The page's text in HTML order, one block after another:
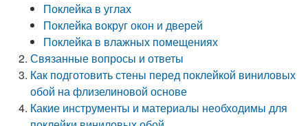
Поклейка в углах
Поклейка вокруг окон и дверей
Поклейка в влажных помещениях
Связанные вопросы и ответы
Как подготовить стены перед поклейкой виниловых
обой на флизелиновой основе
Какие инструменты и материалы необходимы для